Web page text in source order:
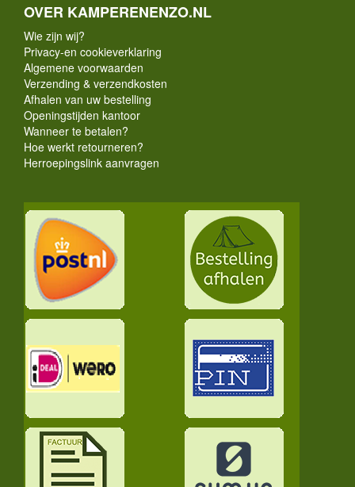
OVER KAMPERENENZO.NL
Wie zijn wij?
Privacy-en cookieverklaring
Algemene voorwaarden
Verzending & verzendkosten
Afhalen van uw bestelling
Openingstijden kantoor
Wanneer te betalen?
Hoe werkt retourneren?
Herroepingslink aanvragen